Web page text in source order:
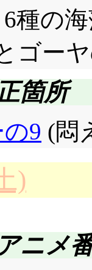
種の
ゴー
箇所
9 (悶
)
ニメ